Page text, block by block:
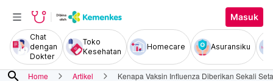
Masuk
Chat
dengan
Dokter
Toko
Kesehatan
Homecare Asuransiku
search Home Artikel Kenapa Vaksin Influenza Diberikan Sekali